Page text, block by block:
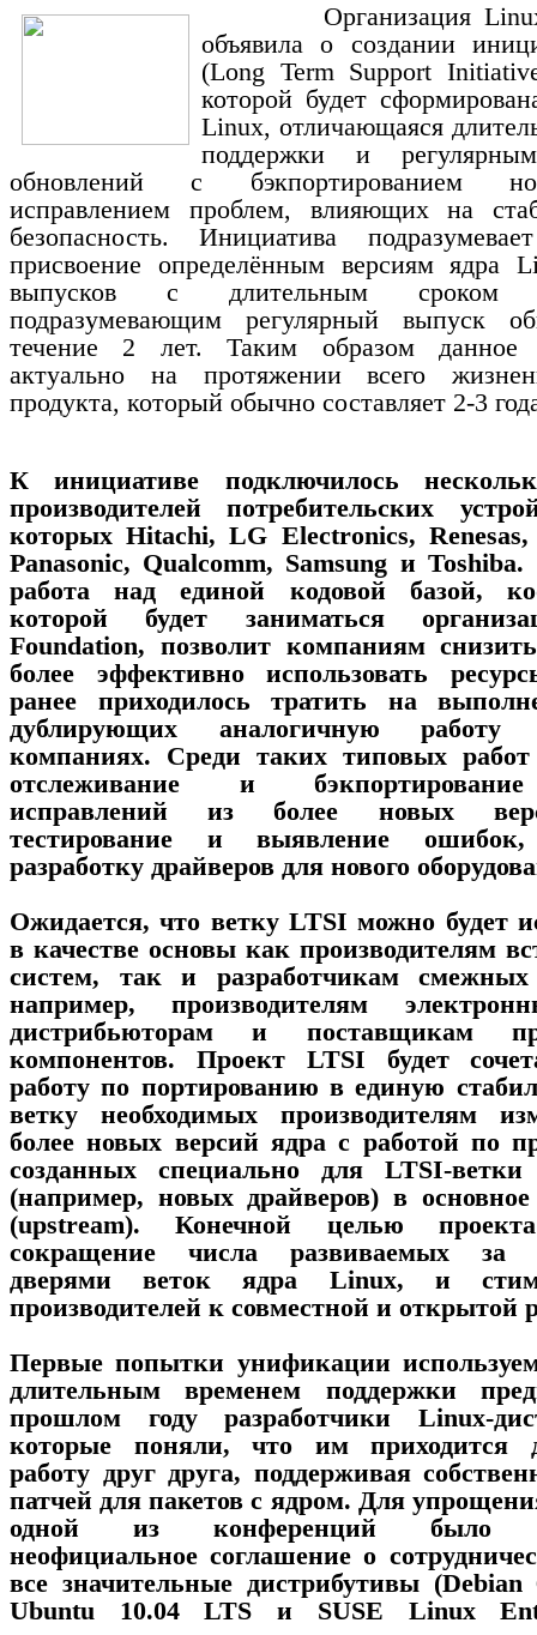
Организация Linux
объявила о создании
(Long Term Support
которой будет
Linux, отличающаяся
поддержки и
обновлений с бэкпортированием
исправлением проблем, влияющих на
безопасность. Инициатива
присвоение определённым версиям ядра
выпусков с длительным сроком
подразумевающим регулярный выпуск
течение 2 лет. Таким образом данное
актуально на протяжении всего
продукта, который обычно составляет 2-3
К инициативе подключилось
производителей потребительских
которых Hitachi, LG Electronics,
Panasonic, Qualcomm, Samsung и Toshiba.
работа над единой кодовой базой,
которой будет заниматься
Foundation, позволит компаниям
более эффективно использовать
ранее приходилось тратить на
дублирующих аналогичную
компаниях. Среди таких типовых работ
отслеживание и
исправлений из более новых
тестирование и выявление
разработку драйверов для нового
Ожидается, что ветку LTSI можно будет
в качестве основы как производителям
систем, так и разработчикам смежных
например, производителям
дистрибьюторам и поставщикам
компонентов. Проект LTSI будет
работу по портированию в единую
ветку необходимых производителям
более новых версий ядра с работой по
созданных специально для LTSI-
(например, новых драйверов) в
(upstream). Конечной целью
сокращение числа развиваемых за
дверями веток ядра Linux, и
производителей к совместной и открытой
Первые попытки унификации
длительным временем поддержки
прошлом году разработчики Linux-
которые поняли, что им приходится
работу друг друга, поддерживая
патчей для пакетов с ядром. Для
одной из конференций было
неофициальное соглашение о
все значительные дистрибутивы
Ubuntu 10.04 LTS и SUSE Linux